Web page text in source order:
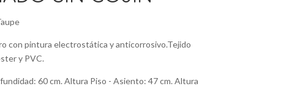
con pintura electrostática y anticorrosivo.Tejido
y PVC.
60 cm. Altura Piso - Asiento: 47 cm. Altura